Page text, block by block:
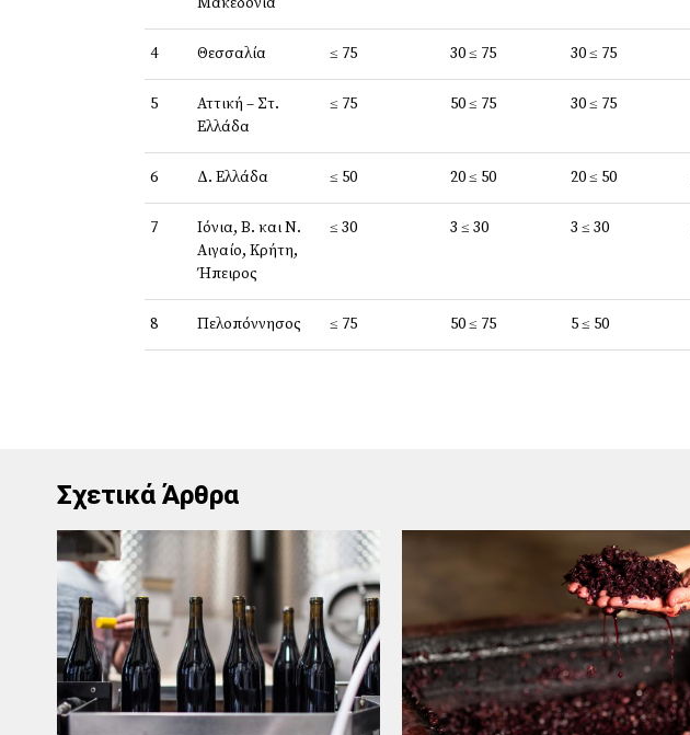
4 Θεσσαλία ≤ 75 30 ≤ 75 30 ≤ 75
5
Αττική – Στ.
Ελλάδα
≤ 75 50 ≤ 75 30 ≤ 75
6 Δ. Ελλάδα ≤ 50 20 ≤ 50 20 ≤ 50
7
Ιόνια, Β. και Ν.
Αιγαίο, Κρήτη,
Ήπειρος
≤ 30 3 ≤ 30 3 ≤ 30
8 Πελοπόννησος ≤ 75 50 ≤ 75 5 ≤ 50
Σχετικά Άρθρα